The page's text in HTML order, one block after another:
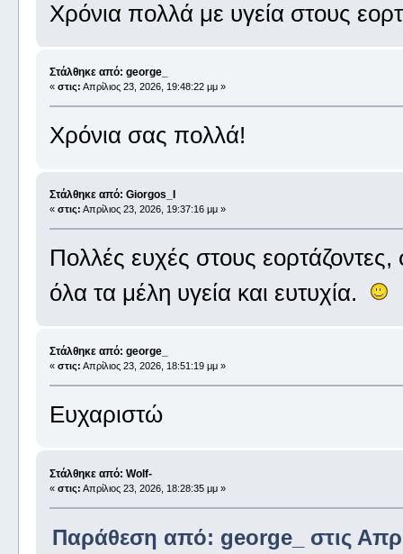
Χρόνια πολλά με υγεία στους
Στάλθηκε από: george_
« στις: Απρίλιος 23, 2026, 19:48:22 μμ »
Χρόνια σας πολλά!
Στάλθηκε από: Giorgos_I
« στις: Απρίλιος 23, 2026, 19:37:16 μμ »
Πολλές ευχές στους
όλα τα μέλη υγεία και ευτυχία.
Στάλθηκε από: george_
« στις: Απρίλιος 23, 2026, 18:51:19 μμ »
Ευχαριστώ
Στάλθηκε από: Wolf-
« στις: Απρίλιος 23, 2026, 18:28:35 μμ »
Παράθεση από: george_ στις